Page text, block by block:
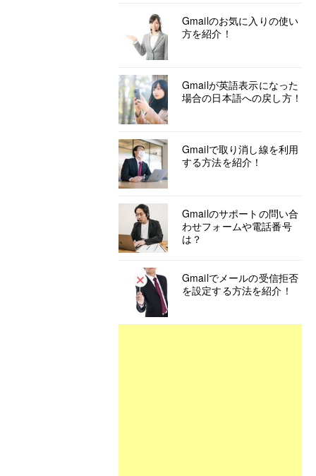
Gmailのお気に入りの使い
方を紹介！
Gmailが英語表示になった
場合の日本語への戻し方！
Gmailで取り消し線を利用
する方法を紹介！
Gmailのサポートの問い合
わせフォームや電話番号
は？
Gmailでメールの受信拒否
を設定する方法を紹介！